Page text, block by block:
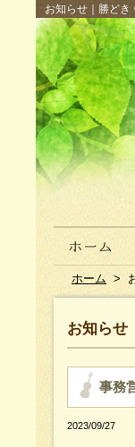
お知らせ｜勝どき
ホーム >
お知らせ
事務
2023/09/27